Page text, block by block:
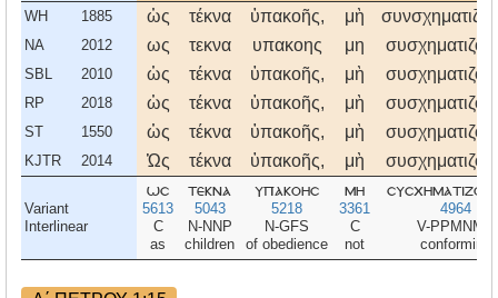
WH 1885 ὡς τέκνα ὑπακοῆς, μὴ
NA 2012 ως τεκνα υπακοης μη
SBL 2010 ὡς τέκνα ὑπακοῆς, μὴ
RP 2018 ὡς τέκνα ὑπακοῆς, μὴ
ST 1550 ὡς τέκνα ὑπακοῆς, μὴ
KJTR 2014 Ὡς τέκνα ὑπακοῆς, μὴ
Variant
Interlinear
ωσ
5613
C
as
τεκνα
5043
N-NNP
children
υπακοησ
5218
N-GFS
of obedience
μη
3361
C
not
4964
V-PPMNMP
conforming